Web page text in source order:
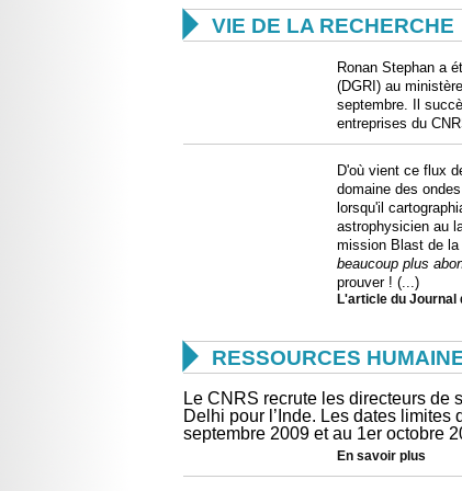
 VIE DE LA RECHERCHE
Ronan Stephan a
(DGRI) au
septembre. Il
entreprises du
D'où vient ce flux
domaine des
lorsqu'il
astrophysicien au
mission Blast de
beaucoup plus
prouver ! (...)
L'article du Journal
 RESSOURCES
Le CNRS recrute les directeurs de
Delhi pour l’Inde. Les dates
septembre 2009 et au 1er octobre
En savoir plus